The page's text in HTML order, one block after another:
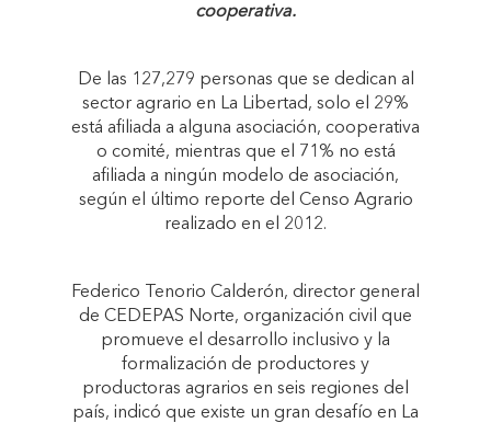
cooperativa.
De las 127,279 personas que se dedican al
sector agrario en La Libertad, solo el 29%
está afiliada a alguna asociación, cooperativa
o comité, mientras que el 71% no está
afiliada a ningún modelo de asociación,
según el último reporte del Censo Agrario
realizado en el 2012.
Federico Tenorio Calderón, director general
de CEDEPAS Norte, organización civil que
promueve el desarrollo inclusivo y la
formalización de productores y
productoras agrarios en seis regiones del
país, indicó que existe un gran desafío en La